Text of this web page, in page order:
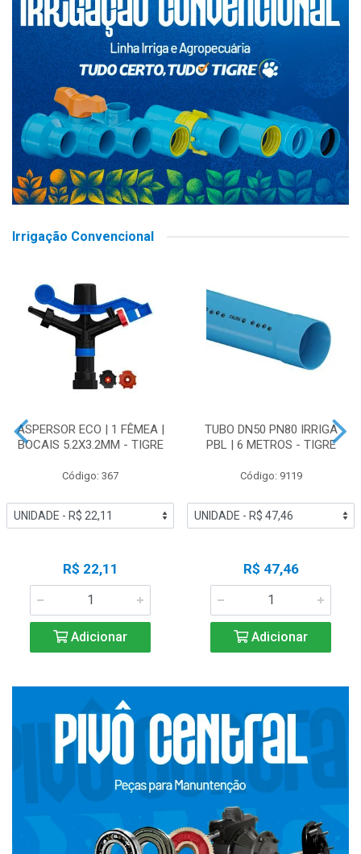
Irrigação Convencional
ASPERSOR ECO | 1 FÊMEA |
BOCAIS 5.2X3.2MM - TIGRE
Código: 367
R$ 22,11
Adicionar
TUBO DN50 PN80 IRRIGA
PBL | 6 METROS - TIGRE
Código: 9119
R$ 47,46
Adicionar